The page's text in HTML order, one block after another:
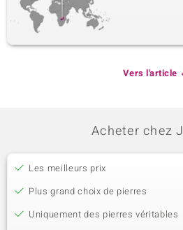
Vers l'article
Acheter chez
Les meilleurs prix
Plus grand choix de pierres
Uniquement des pierres véritables